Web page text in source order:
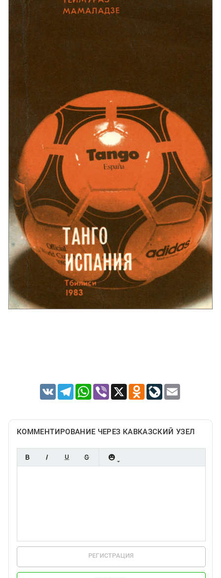
VK TelegramWhatsApp
Viber X Odnoklassniki
LiveJournal
Email
КОММЕНТИРОВАНИЕ ЧЕРЕЗ КАВКАЗСКИЙ УЗЕЛ
РЕГИСТРАЦИЯ